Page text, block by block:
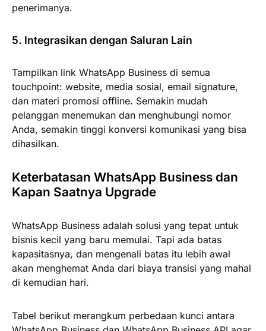
penerimanya.
5. Integrasikan dengan Saluran Lain
Tampilkan link WhatsApp Business di semua
touchpoint: website, media sosial, email signature,
dan materi promosi offline. Semakin mudah
pelanggan menemukan dan menghubungi nomor
Anda, semakin tinggi konversi komunikasi yang bisa
dihasilkan.
Keterbatasan WhatsApp Business dan
Kapan Saatnya Upgrade
WhatsApp Business adalah solusi yang tepat untuk
bisnis kecil yang baru memulai. Tapi ada batas
kapasitasnya, dan mengenali batas itu lebih awal
akan menghemat Anda dari biaya transisi yang mahal
di kemudian hari.
Tabel berikut merangkum perbedaan kunci antara